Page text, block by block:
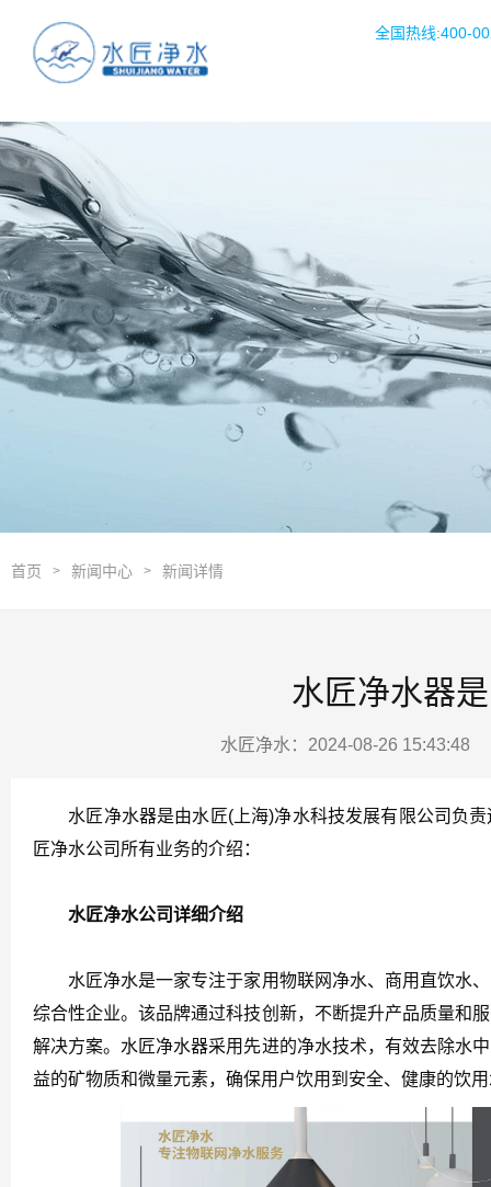
全国热线:400-
首页 > 新闻中心 > 新闻详情
水匠净水器
水匠净水：2024-08-26 15:43:48
水匠净水器是由水匠(上海)净水科技发展有限公司负责
匠净水公司所有业务的介绍：
水匠净水公司详细介绍
水匠净水是一家专注于家用物联网净水、商用直饮水、
综合性企业。该品牌通过科技创新，不断提升产品质量和
解决方案。水匠净水器采用先进的净水技术，有效去除水
益的矿物质和微量元素，确保用户饮用到安全、健康的饮